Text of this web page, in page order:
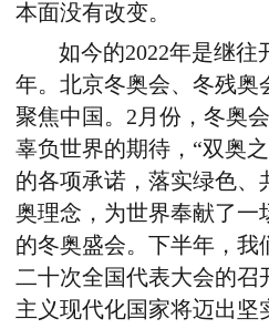
本面没有改变。
如今的2022年是继往
年。北京冬奥会、冬残奥
聚焦中国。2月份，冬奥
辜负世界的期待，“双奥
的各项承诺，落实绿色、
奥理念，为世界奉献了一
的冬奥盛会。下半年，我
二十次全国代表大会的召
主义现代化国家将迈出坚